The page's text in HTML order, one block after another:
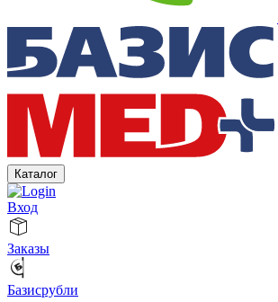
Каталог
Вход
Заказы
Базисрубли